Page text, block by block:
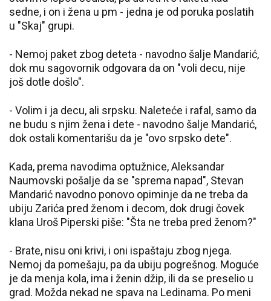
sedne, i on i žena u pm - jedna je od poruka poslatih
u "Skaj" grupi.
- Nemoj paket zbog deteta - navodno šalje Mandarić,
dok mu sagovornik odgovara da on "voli decu, nije
još dotle došlo".
- Volim i ja decu, ali srpsku. Naleteće i rafal, samo da
ne budu s njim žena i dete - navodno šalje Mandarić,
dok ostali komentarišu da je "ovo srpsko dete".
Kada, prema navodima optužnice, Aleksandar
Naumovski pošalje da se "sprema napad", Stevan
Mandarić navodno ponovo opiminje da ne treba da
ubiju Zarića pred ženom i decom, dok drugi čovek
klana Uroš Piperski piše: "Šta ne treba pred ženom?"
- Brate, nisu oni krivi, i oni ispaštaju zbog njega.
Nemoj da pomešaju, pa da ubiju pogrešnog. Moguće
je da menja kola, ima i ženin džip, ili da se preselio u
grad. Možda nekad ne spava na Ledinama. Po meni